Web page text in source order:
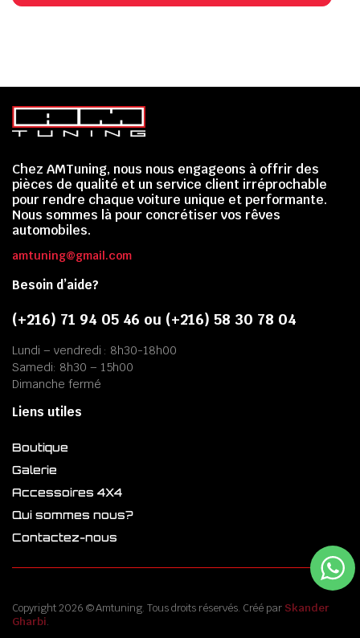
Chez AMTuning, nous nous engageons à offrir des
pièces de qualité et un service client irréprochable
pour rendre chaque voiture unique et performante.
Nous sommes là pour concrétiser vos rêves
automobiles.
amtuning@gmail.com
Besoin d’aide?
(+216) 71 94 05 46 ou (+216) 58 30 78 04
Lundi – vendredi : 8h30-18h00
Samedi: 8h30 – 15h00
Dimanche fermé
Liens utiles
Boutique
Galerie
Accessoires 4X4
Qui sommes nous?
Contactez-nous
Copyright 2026 © Amtuning. Tous droits réservés. Créé par Skander
Gharbi.